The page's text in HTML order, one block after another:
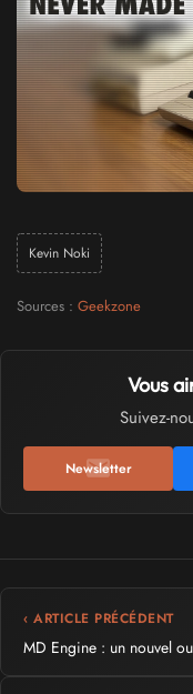
Kevin Noki
Sources : Geekzone
Vous
Suivez-
Newsletter
‹ ARTICLE PRÉCÉDENT
MD Engine : un nouvel